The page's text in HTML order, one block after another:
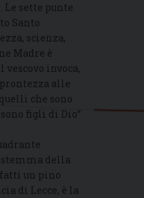
sette punte
Santo
scienza,
Madre è
invoca,
alle
che sono
figli di Dio”
della
un pino
di Lecce, è la